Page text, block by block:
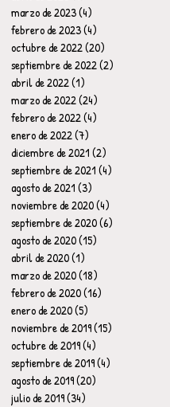
marzo de 2023(4)
febrero de 2023(4)
octubre de 2022(20)
septiembre de 2022(2)
abril de 2022(1)
marzo de 2022(24)
febrero de 2022(4)
enero de 2022(7)
diciembre de 2021(2)
septiembre de 2021(4)
agosto de 2021(3)
noviembre de 2020(4)
septiembre de 2020(6)
agosto de 2020(15)
abril de 2020(1)
marzo de 2020(18)
febrero de 2020(16)
enero de 2020(5)
noviembre de 2019(15)
octubre de 2019(4)
septiembre de 2019(4)
agosto de 2019(20)
julio de 2019(34)